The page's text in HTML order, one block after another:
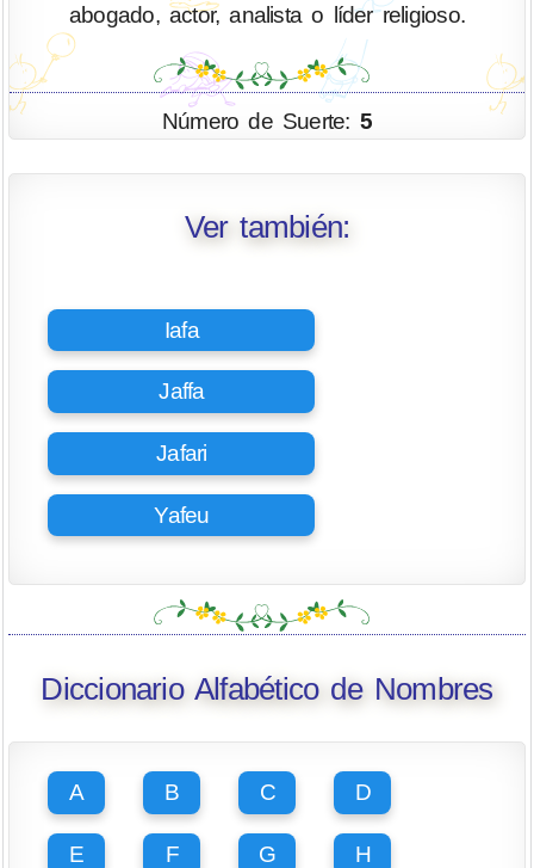
abogado, actor, analista o líder religioso.
Número de Suerte: 5
Ver también:
Iafa
Jaffa
Jafari
Yafeu
Diccionario Alfabético de Nombres
A B C D
E F G H